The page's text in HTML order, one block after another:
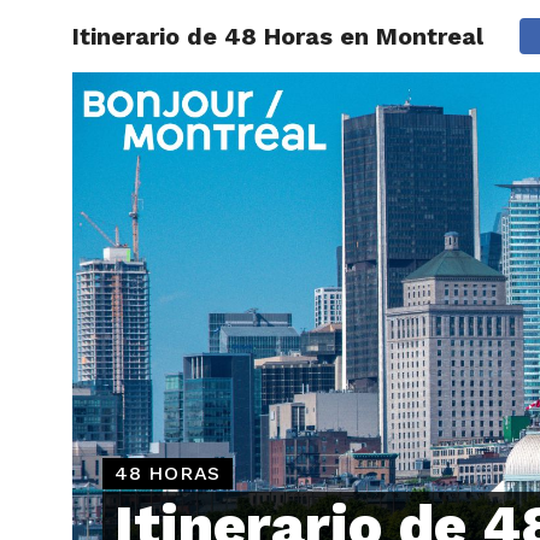
Itinerario de 48 Horas en Montreal
48 HORAS